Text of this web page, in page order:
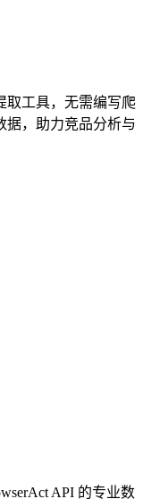
取工具，无需编写爬
据，助力竞品分析与
API 的专业数